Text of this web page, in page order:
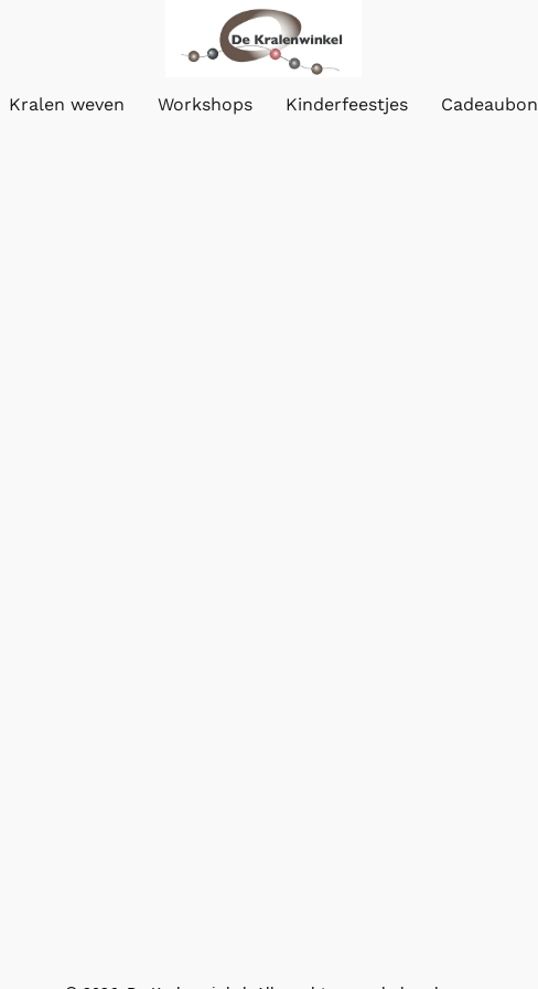
Kralen weven Workshops Kinderfeestjes Cadeaubon